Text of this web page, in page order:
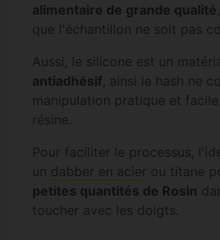
alimentaire de grande qualité
que l'échantillon ne soit pas
Aussi, le silicone est un
antiadhésif, ainsi le hash ne
manipulation pratique et
résine.
Pour faciliter le processus,
un dabber en acier ou titane
petites quantités de Rosin
toucher avec les doigts.